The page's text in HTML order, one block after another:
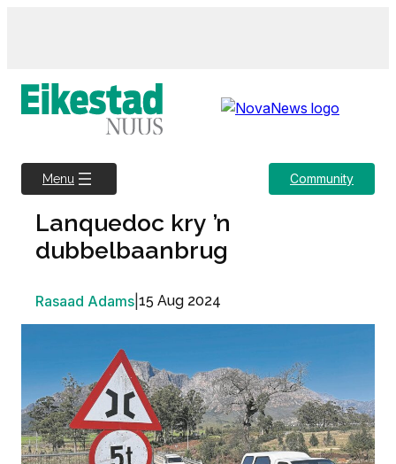
Menu Community
Lanquedoc kry ’n
dubbelbaanbrug
Rasaad Adams 15 Aug 2024